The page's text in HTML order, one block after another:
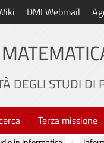
DMI Webmail
DEGLI STUDI DI
Terza missione